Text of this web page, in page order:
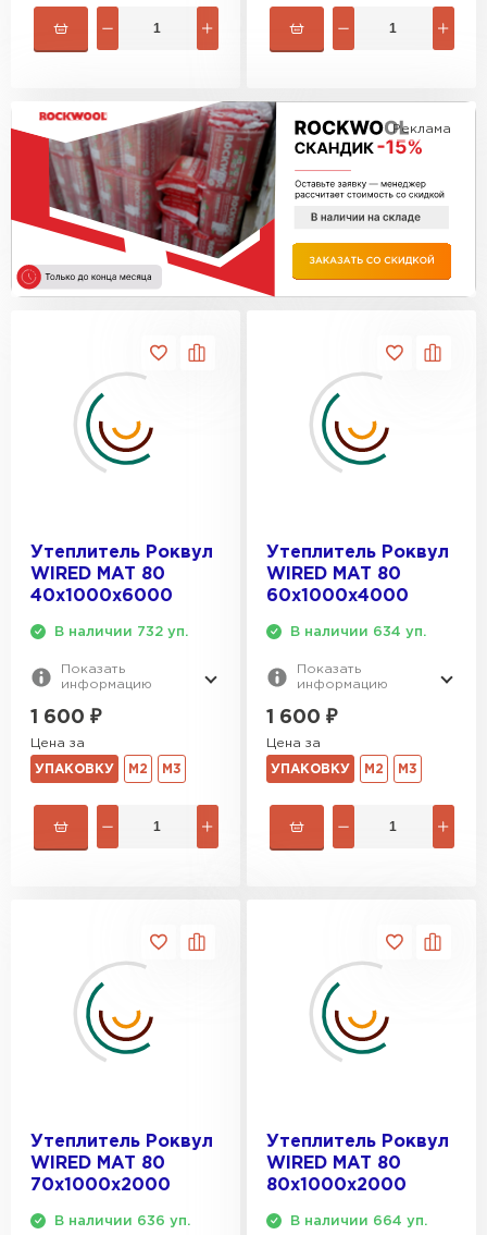
Реклама
Утеплитель Роквул
WIRED MAT 80
40х1000х6000
В наличии 732 уп.
Показать
информацию
1 600 ₽
Цена за
УПАКОВКУ М2 М3
Утеплитель Роквул
WIRED MAT 80
60х1000х4000
В наличии 634 уп.
Показать
информацию
1 600 ₽
Цена за
УПАКОВКУ М2 М3
Утеплитель Роквул
WIRED MAT 80
70х1000х2000
В наличии 636 уп.
Утеплитель Роквул
WIRED MAT 80
80х1000х2000
В наличии 664 уп.
Утеплитель Изотек
ПЕРЕЙТИ
Утеплитель Ruspanel
ПЕРЕЙТИ
Утеплитель Hotrock
Утеплитель Xotpipe
Утеплитель Изовол
ПЕРЕЙТИ
Утеплитель Теплекс
Утеплитель Эковер
Утеплитель Дирок
Утеплитель Белтеп
Утеплитель Тизол
Утеплитель Isotec
Утеплитель Ruspanel
Утеплитель Брит
Утеплитель Тимплэкс